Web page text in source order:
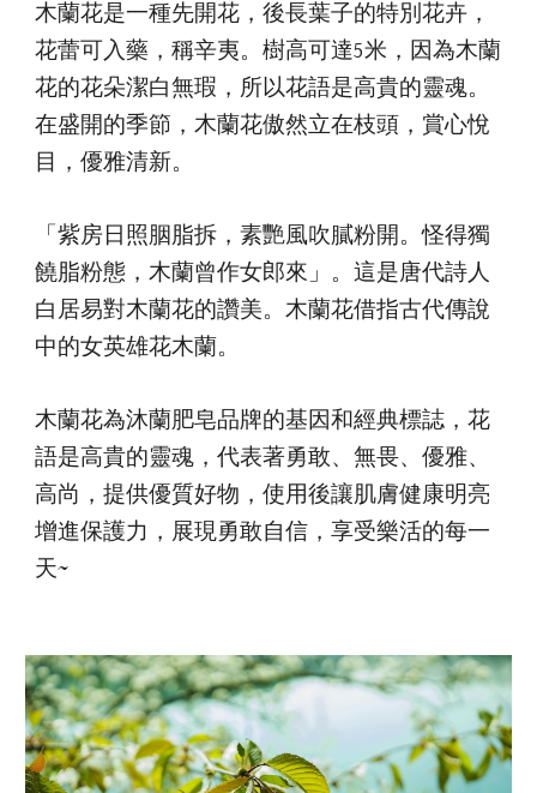
木蘭花是一種先開花，後長葉子的特別花卉，
花蕾可入藥，稱辛夷。樹高可達5米，因為木蘭
花的花朵潔白無瑕，所以花語是高貴的靈魂。
在盛開的季節，木蘭花傲然立在枝頭，賞心悅
目，優雅清新。
「紫房日照胭脂拆，素艷風吹膩粉開。怪得獨
饒脂粉態，木蘭曾作女郎來」。這是唐代詩人
白居易對木蘭花的讚美。木蘭花借指古代傳說
中的女英雄花木蘭。
木蘭花為沐蘭肥皂品牌的基因和經典標誌，花
語是高貴的靈魂，代表著勇敢、無畏、優雅、
高尚，提供優質好物，使用後讓肌膚健康明亮
增進保護力，展現勇敢自信，享受樂活的每一
天~